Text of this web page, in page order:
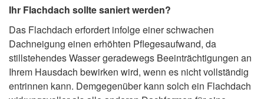
Ihr Flachdach sollte saniert werden?
Das Flachdach erfordert infolge einer schwachen
Dachneigung einen erhöhten Pflegesaufwand, da
stillstehendes Wasser geradewegs Beeinträchtigungen an
Ihrem Hausdach bewirken wird, wenn es nicht vollständig
entrinnen kann. Demgegenüber kann solch ein Flachdach